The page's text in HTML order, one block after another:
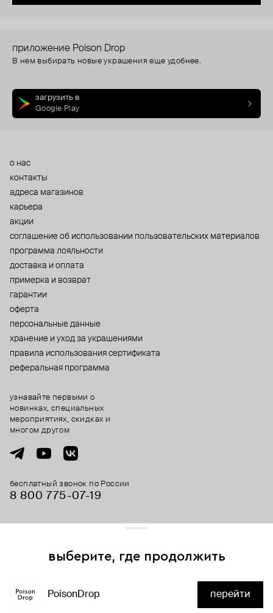
приложение Poison Drop
В нем выбирать новые украшения еще удобнее.
загрузить в
Google Play
о нас
контакты
адреса магазинов
карьера
акции
cоглашение об использовании пользовательских материалов
программа лояльности
доставка и оплата
примерка и возврат
гарантии
оферта
персональные данные
хранение и уход за украшениями
правила использования сертификата
реферальная программа
бесплатный звонок по России
8 800 775⁠-07⁠-19
узнавайте первыми о
новинках, специальных
мероприятиях, скидках и
многом другом
выберите, где продолжить
PoisonDrop перейти
и сервисы аналитики. Продолжая его использование,
вы соглашаетесь с нашим